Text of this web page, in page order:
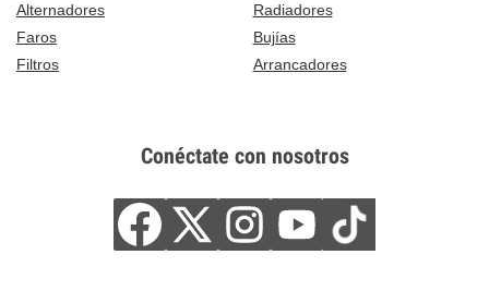
Alternadores
Radiadores
Faros
Bujías
Filtros
Arrancadores
Conéctate con nosotros